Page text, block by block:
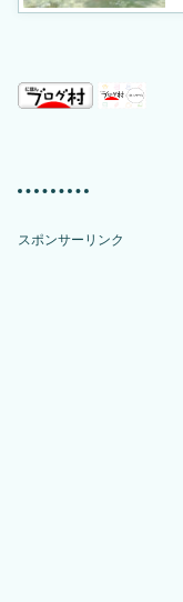
スポンサーリンク